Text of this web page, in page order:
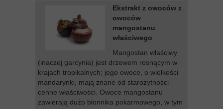
Ekstrakt z owoców z
owoców
mangostanu
właściwego
Mangostan właściwy
(inaczej garcynia) jest drzewem rosnącym w
krajach tropikalnych; jego owoce, o wielkości
mandarynki, mają znane od starożytności
cenne właściwości. Owoce mangostanu
zawierają dużo błonnika pokarmowego, w tym